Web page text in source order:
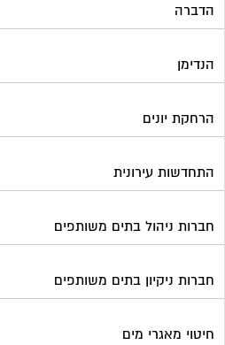
הדברה
הנדימן
הרחקת יונים
התחדשות עירונית
חברות ניהול בתים משותפים
חברות ניקיון בתים משותפים
חיטוי מאגרי מים